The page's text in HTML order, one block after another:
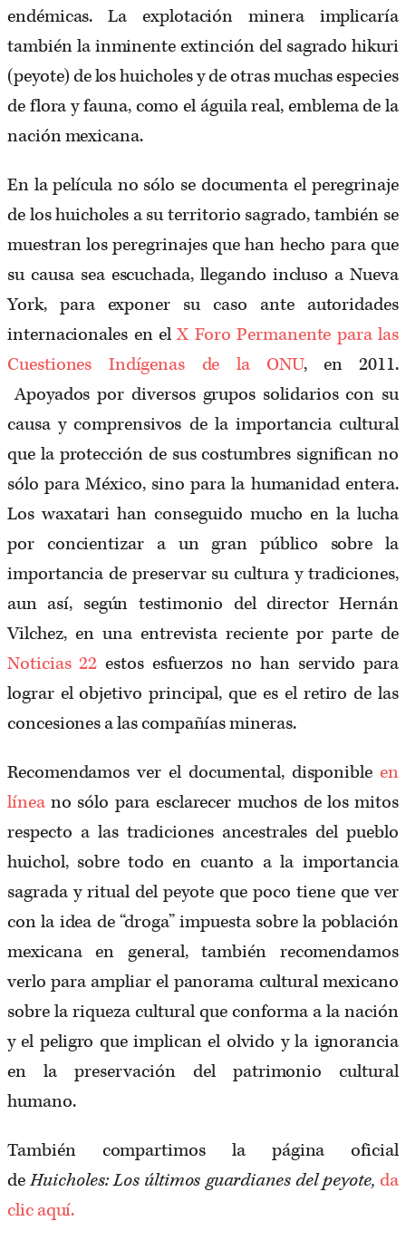
endémicas. La explotación minera implicaría
también la inminente extinción del sagrado hikuri
(peyote) de los huicholes y de otras muchas especies
de flora y fauna, como el águila real, emblema de la
nación mexicana.
En la película no sólo se documenta el peregrinaje
de los huicholes a su territorio sagrado, también se
muestran los peregrinajes que han hecho para que
su causa sea escuchada, llegando incluso a Nueva
York, para exponer su caso ante autoridades
internacionales en elX Foro Permanente para las
Cuestiones Indígenas de la ONU, en 2011.
Apoyados por diversos grupos solidarios con su
causa y comprensivos de la importancia cultural
que la protección de sus costumbres significan no
sólo para México, sino para la humanidad entera.
Los waxatari han conseguido mucho en la lucha
por concientizar a un gran público sobre la
importancia de preservar su cultura y tradiciones,
aun así, según testimonio del director Hernán
Vilchez, en una entrevista reciente por parte de
Noticias 22 estos esfuerzos no han servido para
lograr el objetivo principal, que es el retiro de las
concesiones a las compañías mineras.
Recomendamos ver el documental, disponibleen
líneano sólo para esclarecer muchos de los mitos
respecto a las tradiciones ancestrales del pueblo
huichol, sobre todo en cuanto a la importancia
sagrada y ritual del peyote que poco tiene que ver
con la idea de “droga” impuesta sobre la población
mexicana en general, también recomendamos
verlo para ampliar el panorama cultural mexicano
sobre la riqueza cultural que conforma a la nación
y el peligro que implican el olvido y la ignorancia
en la preservación del patrimonio cultural
humano.
También compartimos la página oficial
deHuicholes: Los últimos guardianes del peyote,da
clic aquí.